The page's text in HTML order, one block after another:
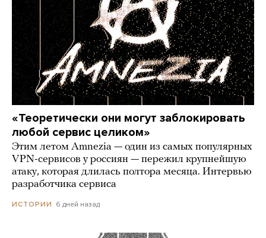
«Теоретически они могут заблокировать
любой сервис целиком»
Этим летом Amnezia — один из самых популярных
VPN-сервисов у россиян — пережил крупнейшую
атаку, которая длилась полтора месяца. Интервью
разработчика сервиса
ИСТОРИИ 6 дней назад